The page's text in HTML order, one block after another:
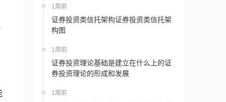
1周前
证券投资类信托架构证券投资类信托架
构图
1周前
证券投资理论基础是建立在什么上的证
券投资理论的形成和发展
1周前